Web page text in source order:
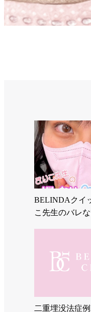
BELINDAクイ
こ先生のバレ
二重埋没法症例